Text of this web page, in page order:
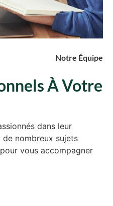
Notre Équipe
À Votre
dans leur
nombreux sujets
vous accompagner